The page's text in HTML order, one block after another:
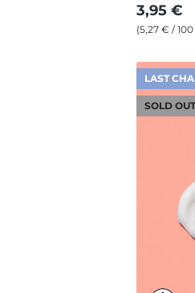
3,95 €
(5,27 € /
LAST
SOLD OUT